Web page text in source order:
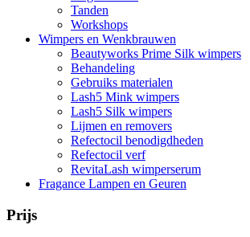
Tanden
Workshops
Wimpers en Wenkbrauwen
Beautyworks Prime Silk wimpers
Behandeling
Gebruiks materialen
Lash5 Mink wimpers
Lash5 Silk wimpers
Lijmen en removers
Refectocil benodigdheden
Refectocil verf
RevitaLash wimperserum
Fragance Lampen en Geuren
Prijs